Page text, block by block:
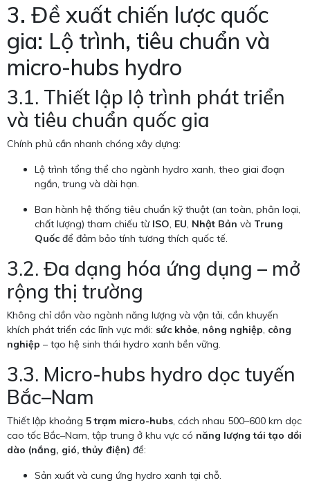
3. Đề xuất chiến lược quốc
gia: Lộ trình, tiêu chuẩn và
micro-hubs hydro
3.1. Thiết lập lộ trình phát triển
và tiêu chuẩn quốc gia
Chính phủ cần nhanh chóng xây dựng:
Lộ trình tổng thể cho ngành hydro xanh, theo giai đoạn
ngắn, trung và dài hạn.
Ban hành hệ thống tiêu chuẩn kỹ thuật (an toàn, phân loại,
chất lượng) tham chiếu từ ISO, EU, Nhật Bản và Trung
Quốc để đảm bảo tính tương thích quốc tế.
3.2. Đa dạng hóa ứng dụng – mở
rộng thị trường
Không chỉ dồn vào ngành năng lượng và vận tải, cần khuyến
khích phát triển các lĩnh vực mới: sức khỏe, nông nghiệp, công
nghiệp – tạo hệ sinh thái hydro xanh bền vững.
3.3. Micro-hubs hydro dọc tuyến
Bắc–Nam
Thiết lập khoảng 5 trạm micro-hubs, cách nhau 500–600 km dọc
cao tốc Bắc–Nam, tập trung ở khu vực có năng lượng tái tạo dồi
dào (nắng, gió, thủy điện) để:
Sản xuất và cung ứng hydro xanh tại chỗ.